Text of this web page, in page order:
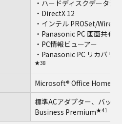
・ハードディスクデータ消
・DirectX 12
・インテル PROSet/
・Panasonic PC 画面共有
・PC情報ビューアー
・Panasonic PC リカバリ
★38
Microsoft® Office Home
標準ACアダプター、バッ
Business Premium★41